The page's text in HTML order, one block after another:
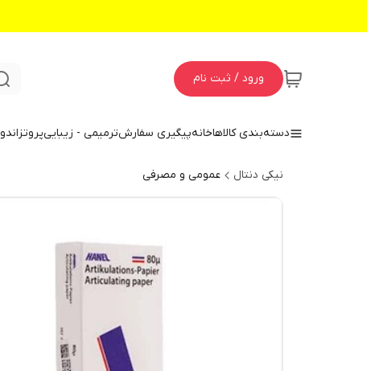
ورود / ثبت نام
دسته‌بندی کالاهاخانهپیگیری سفارشترمیمی - زیباییپروتزاندو
نیکی دنتال عمومی و مصرفی